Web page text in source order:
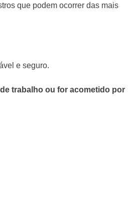
que podem ocorrer das mais
e seguro.
trabalho ou for acometido por